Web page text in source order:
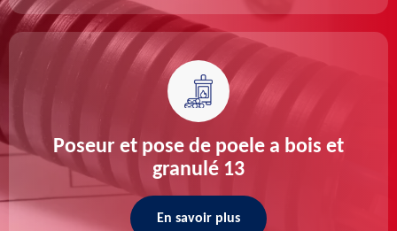
Poseur et pose de poele a bois et
granulé 13
En savoir plus